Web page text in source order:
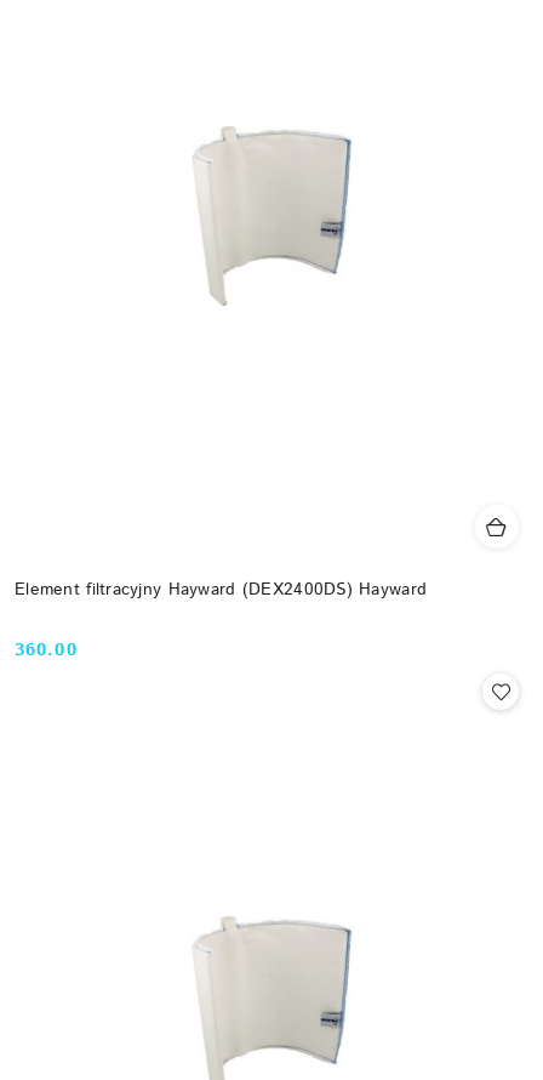
Element filtracyjny Hayward (DEX2400DS) Hayward
Cena:
360.00